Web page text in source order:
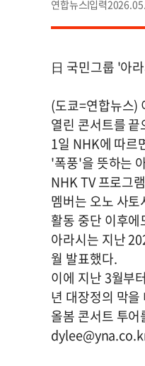
연합뉴스
日 국민그룹 '아
(도쿄=연합뉴스)
열린 콘서트를
1일 NHK에 따르
'폭풍'을 뜻하는
NHK TV 프로그
멤버는 오노 사
활동 중단 이후
아라시는 지난
월 발표했다.
이에 지난 3월부
년 대장정의 막을
올봄 콘서트 투